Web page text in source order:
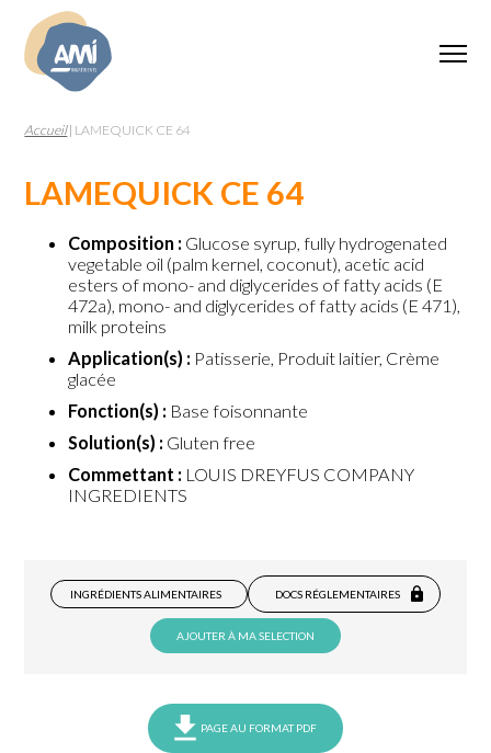
Accueil| LAMEQUICK CE 64
LAMEQUICK CE 64
Composition : Glucose syrup, fully hydrogenated
vegetable oil (palm kernel, coconut), acetic acid
esters of mono- and diglycerides of fatty acids (E
472a), mono- and diglycerides of fatty acids (E 471),
milk proteins
Application(s) : Patisserie, Produit laitier, Crème
glacée
Fonction(s) : Base foisonnante
Solution(s) : Gluten free
Commettant : LOUIS DREYFUS COMPANY
INGREDIENTS
INGRÉDIENTS ALIMENTAIRES DOCS RÉGLEMENTAIRES
AJOUTER À MA SELECTION
PAGE AU FORMAT PDF